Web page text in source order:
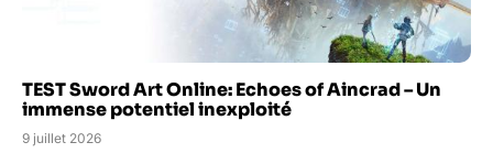
TEST Sword Art Online: Echoes of Aincrad – Un
immense potentiel inexploité
9 juillet 2026